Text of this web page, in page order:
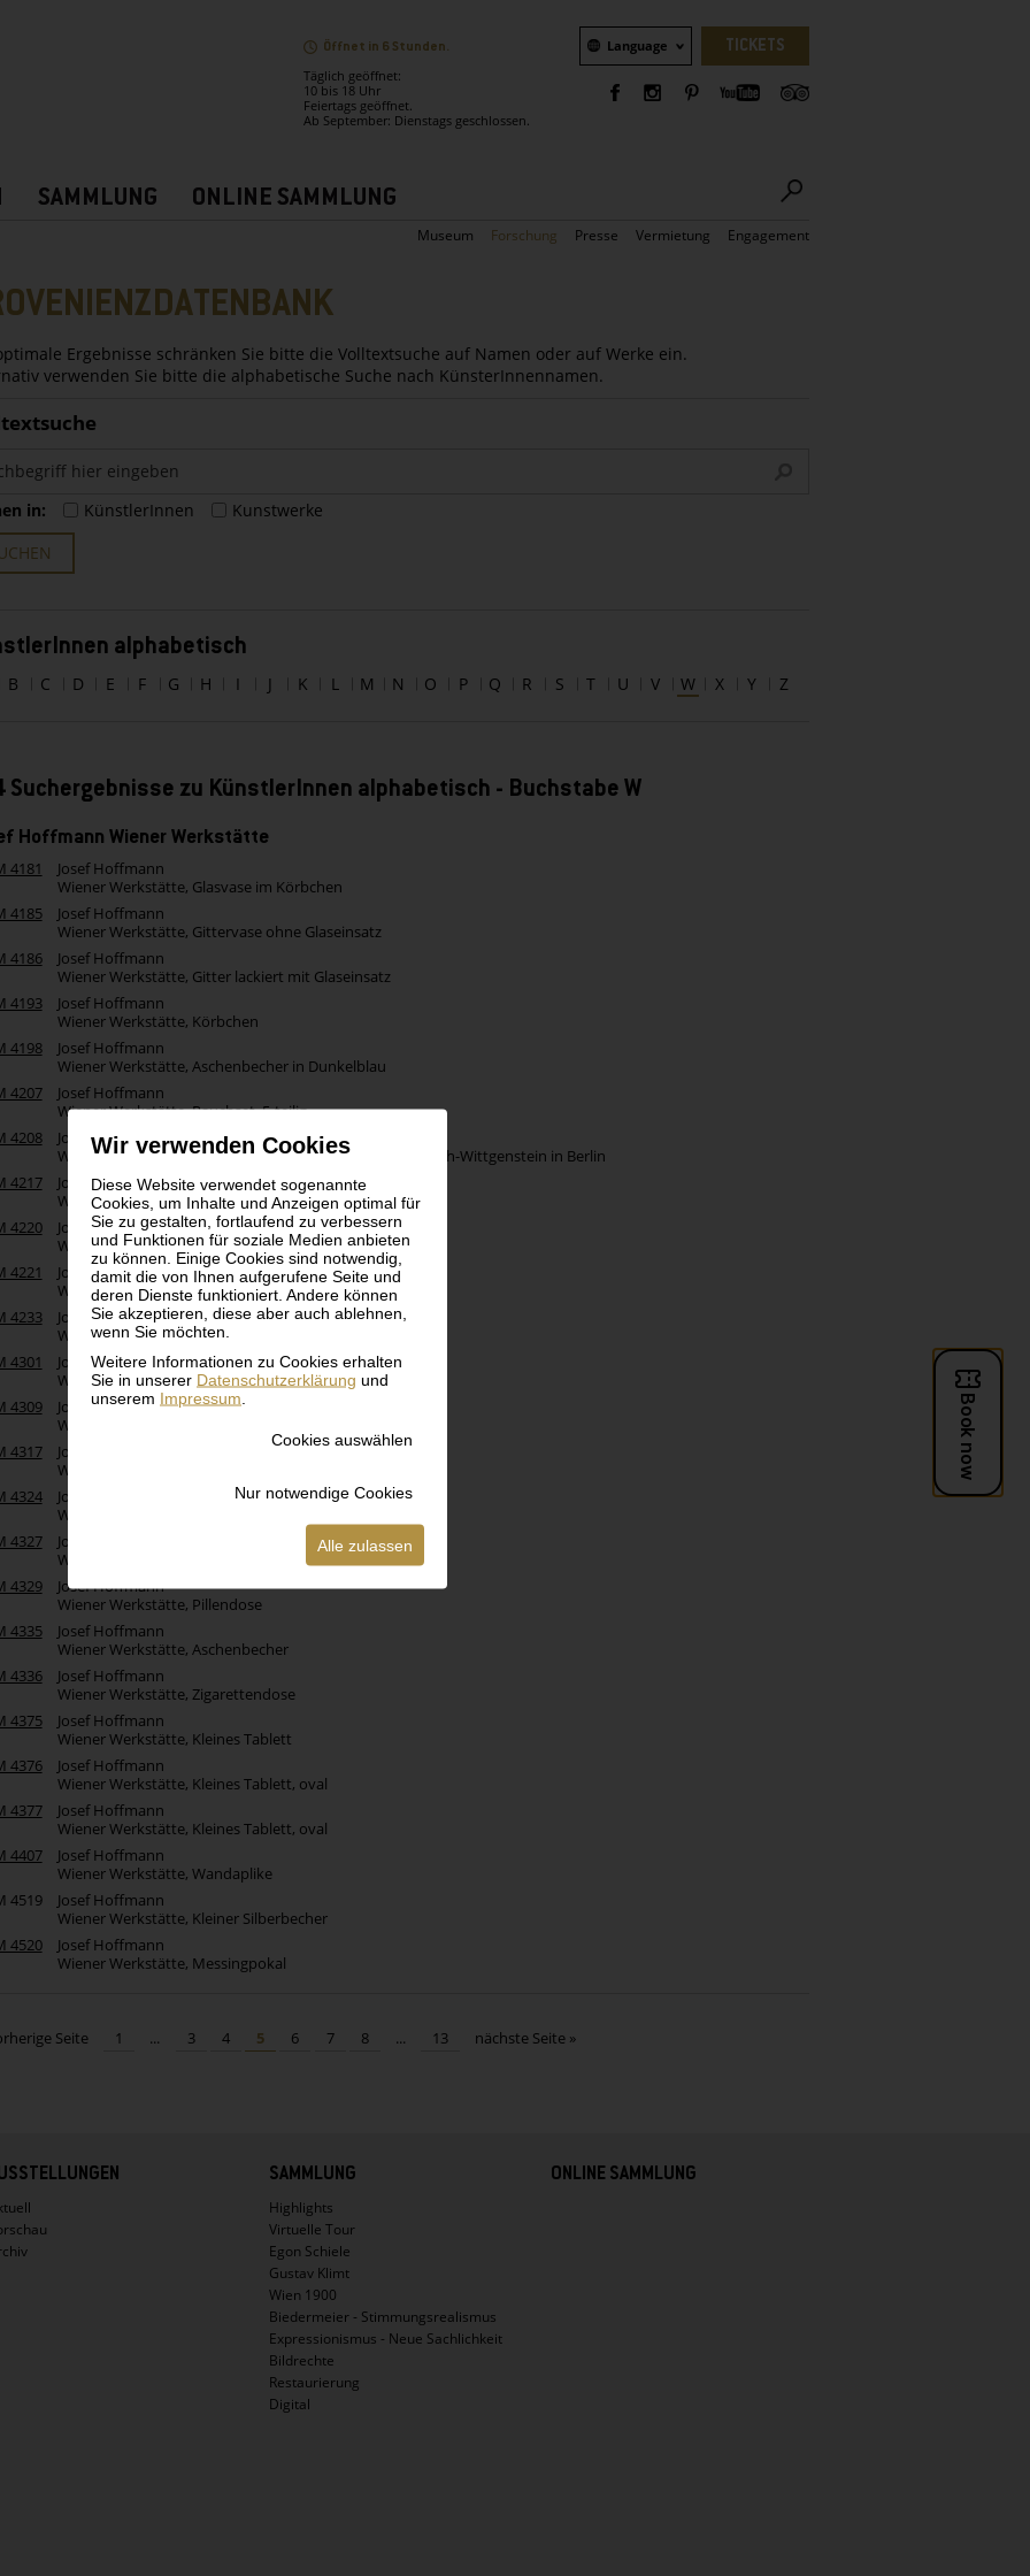
Wir verwenden Cookies
Diese Website verwendet sogenannte
Cookies, um Inhalte und Anzeigen optimal für
Sie zu gestalten, fortlaufend zu verbessern
und Funktionen für soziale Medien anbieten
zu können. Einige Cookies sind notwendig,
damit die von Ihnen aufgerufene Seite und
deren Dienste funktioniert. Andere können
Sie akzeptieren, diese aber auch ablehnen,
wenn Sie möchten.
Weitere Informationen zu Cookies erhalten
Sie in unserer Datenschutzerklärung und
unserem Impressum
Cookies auswählen
Nur notwendige Cookies
Alle zulassen
Öffnet in 6 Stunden.
Täglich geöffnet:
10 bis 18 Uhr
Feiertags geöffnet.
Ab September: Dienstags geschlossen.
Sprachauswahl
Language TICKETS
SAMMLUNG ONLINE SAMMLUNG
Museum Forschung Presse Vermietung Engagement
Ergebnisse schränken Sie bitte die Volltextsuche auf Namen oder auf Werke ein.
verwenden Sie bitte die alphabetische Suche nach KünsterInnennamen.
in: KünstlerInnen
Kunstwerke
alphabetisch
B C D E F G H I J K L M N O P Q R S T U V W X Y Z
Suchergebnisse zu KünstlerInnen alphabetisch - Buchstabe W
Hoffmann Wiener Werkstätte
4181
Josef Hoffmann
Wiener Werkstätte, Glasvase im Körbchen
4185
Josef Hoffmann
Wiener Werkstätte, Gittervase ohne Glaseinsatz
4186
Josef Hoffmann
Wiener Werkstätte, Gitter lackiert mit Glaseinsatz
4193
Josef Hoffmann
Wiener Werkstätte, Körbchen
4198
Josef Hoffmann
Wiener Werkstätte, Aschenbecher in Dunkelblau
4207
Josef Hoffmann
Wiener Werkstätte, Rauchset, 5-teilig
4208
Josef Hoffmann
Wiener Werkstätte, Hocker für die Wohnung Stonborough-Wittgenstein in Berlin
4217
Josef Hoffmann
Wiener Werkstätte, Kleine Tischlampe
4220
Josef Hoffmann
Wiener Werkstätte, Aufsatz
4221
Josef Hoffmann
Wiener Werkstätte, Tischlampe mit Glaseinsatz
4233
Josef Hoffmann
Wiener Werkstätte, Glasjardinière in Blau
4301
Josef Hoffmann
Wiener Werkstätte, Blumenübertopf
4309
Josef Hoffmann
Wiener Werkstätte, Zierkorken aus versilbertem Metall
4317
Josef Hoffmann
Wiener Werkstätte, Essig und Öl - Set
4324
Josef Hoffmann
Wiener Werkstätte, Silberschälchen mit Lapislazuli
4327
Josef Hoffmann
Wiener Werkstätte, Zigarettendose
4329
Josef Hoffmann
Wiener Werkstätte, Pillendose
4335
Josef Hoffmann
Wiener Werkstätte, Aschenbecher
4336
Josef Hoffmann
Wiener Werkstätte, Zigarettendose
4375
Josef Hoffmann
Wiener Werkstätte, Kleines Tablett
4376
Josef Hoffmann
Wiener Werkstätte, Kleines Tablett, oval
4377
Josef Hoffmann
Wiener Werkstätte, Kleines Tablett, oval
4407
Josef Hoffmann
Wiener Werkstätte, Wandaplike
4519
Josef Hoffmann
Wiener Werkstätte, Kleiner Silberbecher
4520
Josef Hoffmann
Wiener Werkstätte, Messingpokal
Seite 1 ... 3 4 5 6 7 8 ... 13 nächste Seite »
SAMMLUNG
Highlights
Virtuelle Tour
Egon Schiele
Gustav Klimt
Wien 1900
Biedermeier - Stimmungsrealismus
Expressionismus - Neue Sachlichkeit
Bildrechte
Restaurierung
Digital
ONLINE SAMMLUNG